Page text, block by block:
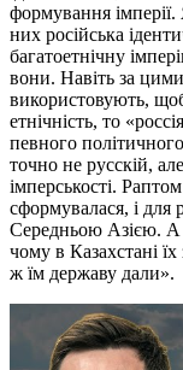
формування імперії.
них російська
багатоетнічну
вони. Навіть за
використовують,
етнічність, то
певного
точно не русскій,
імперськості.
сформувалася, і для
Середньою Азією. А
чому в Казахстані
ж їм державу дали».